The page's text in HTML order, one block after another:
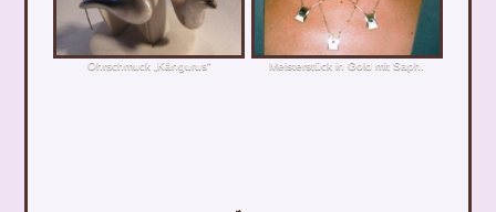
Ohrschmuck „Kängurus“ Meisterstück in Gold mit Saph.